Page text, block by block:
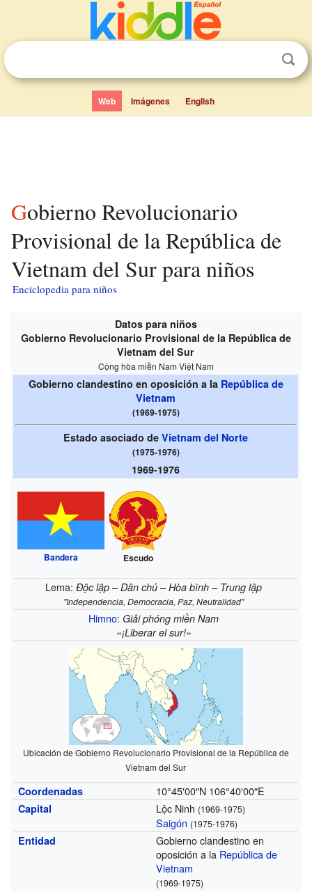
Web Imágenes English
Gobierno Revolucionario
Provisional de la República de
Vietnam del Sur para niños
Enciclopedia para niños
Datos para niños
Gobierno Revolucionario Provisional de la República de
Vietnam del Sur
Cộng hòa miền Nam Việt Nam
Gobierno clandestino en oposición a la República de
Vietnam
(1969-1975)
Estado asociado deVietnam del Norte
(1975-1976)
1969-1976
Bandera Escudo
Lema:Độc lập – Dân chủ – Hòa bình – Trung lập
"Independencia, Democracia, Paz, Neutralidad"
Himno: Giải phóng miền Nam
«¡Liberar el sur!»
Ubicación de Gobierno Revolucionario Provisional de la República de
Vietnam del Sur
Coordenadas 10°45′00″N 106°40′00″E
Capital Lộc Ninh (1969-1975)
Saigón (1975-1976)
Entidad
Gobierno clandestino en
oposición a la República de
Vietnam
(1969-1975)